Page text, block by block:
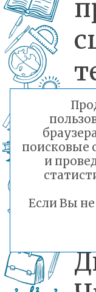
поисковые
и
Если Вы